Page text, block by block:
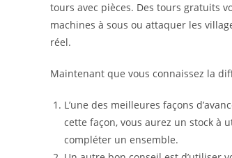
tours avec pièces. Des tours gratuits
machines à sous ou attaquer les
réel.
Maintenant que vous connaissez la
L’une des meilleures façons
cette façon, vous aurez un stock à
compléter un ensemble.